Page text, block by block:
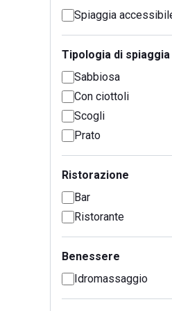
Spiaggia
Tipologia di spiaggia
Sabbiosa
Con ciottoli
Scogli
Prato
Ristorazione
Bar
Ristorante
Benessere
Idromassaggio